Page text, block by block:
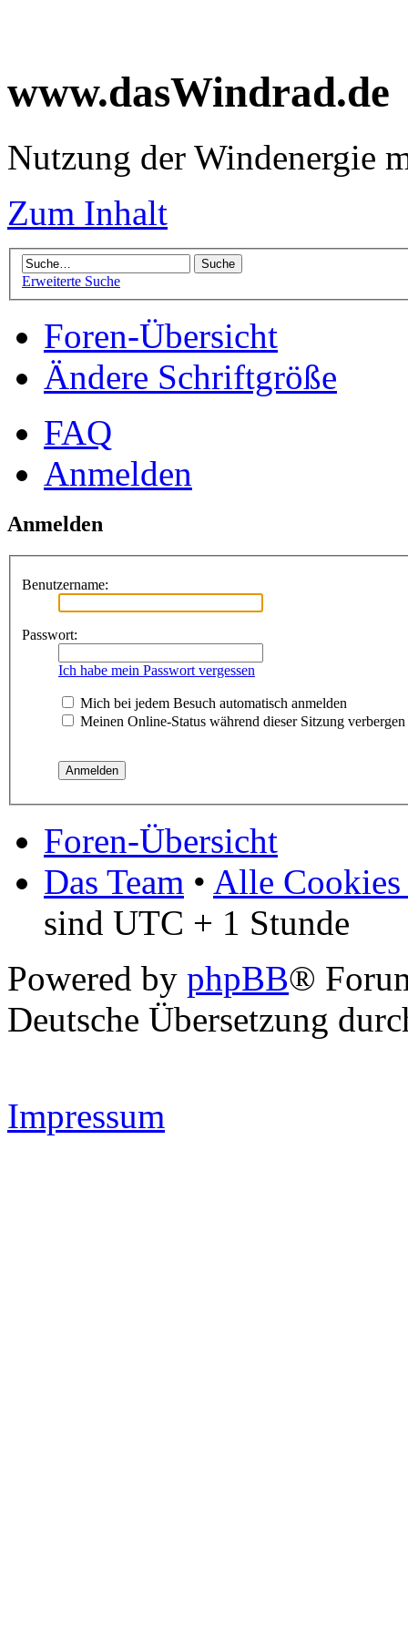
www.dasWindrad.de
Nutzung der Windenergie
Zum Inhalt
Erweiterte Suche
Foren-Übersicht
Ändere Schriftgröße
FAQ
Anmelden
Anmelden
Benutzername:
Passwort:
Ich habe mein Passwort vergessen
Mich bei jedem Besuch automatisch anmelden
Meinen Online-Status während dieser Sitzung verbergen
Foren-Übersicht
Das Team • Alle Cookies
sind UTC + 1 Stunde
Powered by phpBB®
Deutsche Übersetzung
Impressum